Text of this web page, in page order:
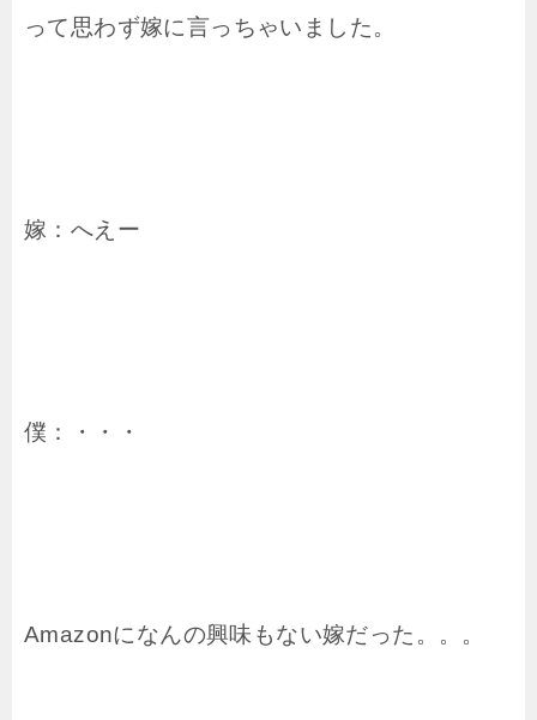
って思わず嫁に言っちゃいました。
嫁：へえー
僕：・・・
Amazonになんの興味もない嫁だった。。。